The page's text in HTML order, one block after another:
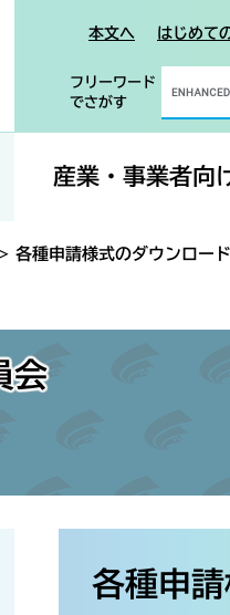
本文へ はじめて
フリーワード
でさがす
産業・事業者向
各種申請様式のダウンロード
会
各種申